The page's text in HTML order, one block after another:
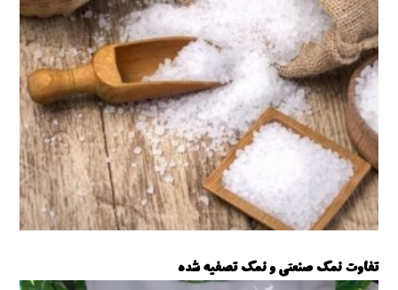
تفاوت نمک صنعتی و نمک تصفیه شده